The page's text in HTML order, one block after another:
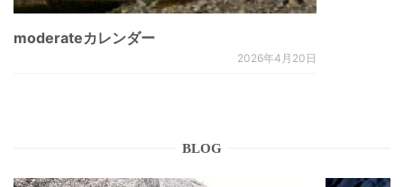
moderateカレンダー
2026年4月20日
BLOG